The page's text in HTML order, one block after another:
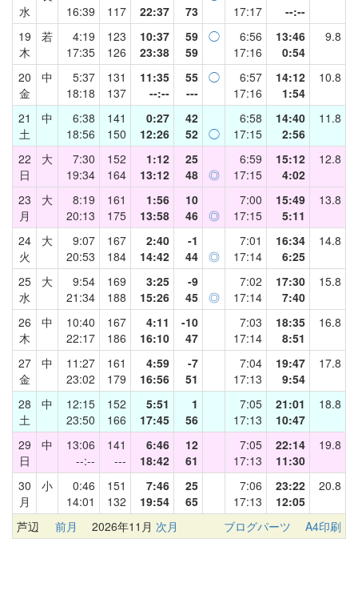
水
16:39
117
22:37
73
17:17
--:--
19
木
若
4:19
17:35
123
126
10:37
23:38
59
59
◯
6:56
17:16
13:46
0:54
9.8
20
金
中
5:37
18:18
131
137
11:35
--:--
55
---
◯
6:57
17:16
14:12
1:54
10.8
21
土
中
6:38
18:56
141
150
0:27
12:26
42
52
◯
6:58
17:15
14:40
2:56
11.8
22
日
大
7:30
19:34
152
164
1:12
13:12
25
48
◎
6:59
17:15
15:12
4:02
12.8
23
月
大
8:19
20:13
161
175
1:56
13:58
10
46
◎
7:00
17:15
15:49
5:11
13.8
24
火
大
9:07
20:53
167
184
2:40
14:42
-1
44
◎
7:01
17:14
16:34
6:25
14.8
25
水
大
9:54
21:34
169
188
3:25
15:26
-9
45
◎
7:02
17:14
17:30
7:40
15.8
26
木
中
10:40
22:17
167
186
4:11
16:10
-10
47
7:03
17:14
18:35
8:51
16.8
27
金
中
11:27
23:02
161
179
4:59
16:56
-7
51
7:04
17:13
19:47
9:54
17.8
28
土
中
12:15
23:50
152
166
5:51
17:45
1
56
7:05
17:13
21:01
10:47
18.8
29
日
中
13:06
--:--
141
---
6:46
18:42
12
61
7:05
17:13
22:14
11:30
19.8
30
月
小
0:46
14:01
151
132
7:46
19:54
25
65
7:06
17:13
23:22
12:05
20.8
芦辺 前月 2026年11月 次月 ブログパーツ A4印刷